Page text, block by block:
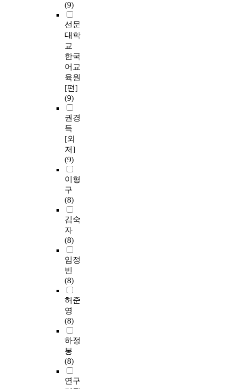
(9)
선문
대학
교
한국
어교
육원
[편]
(9)
권경
득
[외
저]
(9)
이형
구
(8)
김숙
자
(8)
임정
빈
(8)
허준
영
(8)
하정
봉
(8)
연구